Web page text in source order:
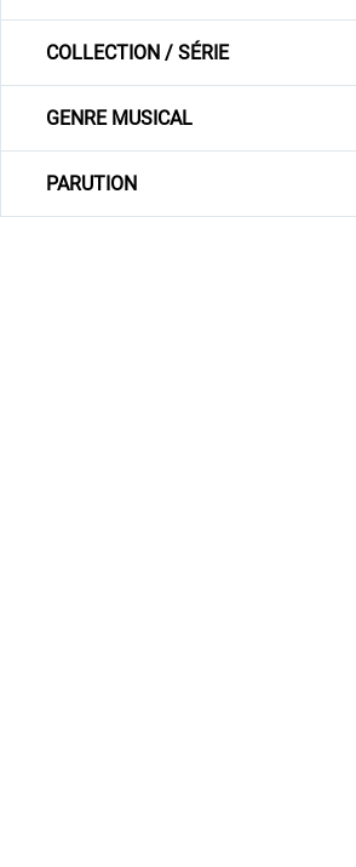
COLLECTION / SÉRIE
GENRE MUSICAL
PARUTION